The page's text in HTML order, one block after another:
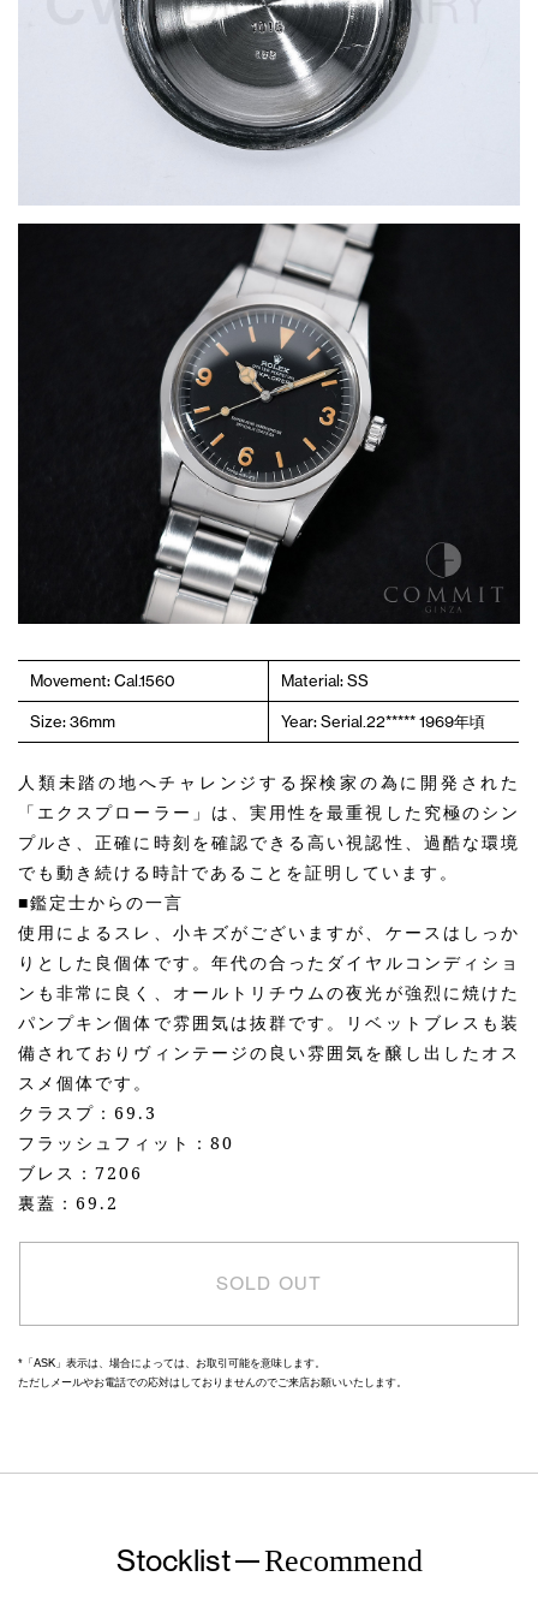
Movement: Cal.1560 Material: SS
Size: 36mm Year: Serial.22***** 1969年頃
人類未踏の地へチャレンジする探検家の為に開発された
「エクスプローラー」は、実用性を最重視した究極のシン
プルさ、正確に時刻を確認できる高い視認性、過酷な環境
でも動き続ける時計であることを証明しています。
■鑑定士からの一言
使用によるスレ、小キズがございますが、ケースはしっか
りとした良個体です。年代の合ったダイヤルコンディショ
ンも非常に良く、オールトリチウムの夜光が強烈に焼けた
パンプキン個体で雰囲気は抜群です。リベットブレスも装
備されておりヴィンテージの良い雰囲気を醸し出したオス
スメ個体です。
クラスプ：69.3
フラッシュフィット：80
ブレス：7206
裏蓋：69.2
SOLD OUT
*「ASK」表示は、場合によっては、お取引可能を意味します。
ただしメールやお電話での応対はしておりませんのでご来店お願いいたします。
Stocklist Recommend